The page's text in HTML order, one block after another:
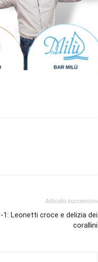
Articolo successivo
1: Leonetti croce e delizia dei
corallini